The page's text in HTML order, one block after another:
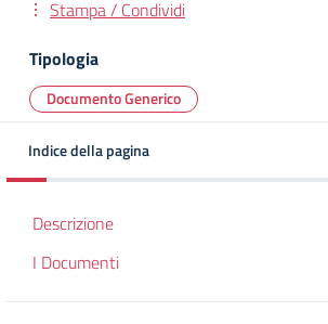
Stampa / Condividi
Tipologia
Documento Generico
Indice della pagina
Descrizione
I Documenti